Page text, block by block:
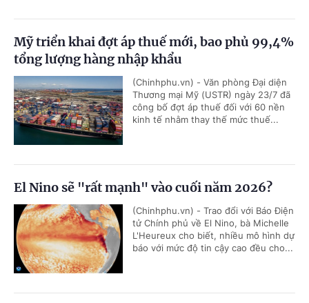
Mỹ triển khai đợt áp thuế mới, bao phủ 99,4%
tổng lượng hàng nhập khẩu
(Chinhphu.vn) - Văn phòng Đại diện
Thương mại Mỹ (USTR) ngày 23/7 đã
công bố đợt áp thuế đối với 60 nền
kinh tế nhằm thay thế mức thuế...
El Nino sẽ "rất mạnh" vào cuối năm 2026?
(Chinhphu.vn) - Trao đổi với Báo Điện
tử Chính phủ về El Nino, bà Michelle
L'Heureux cho biết, nhiều mô hình dự
báo với mức độ tin cậy cao đều cho...